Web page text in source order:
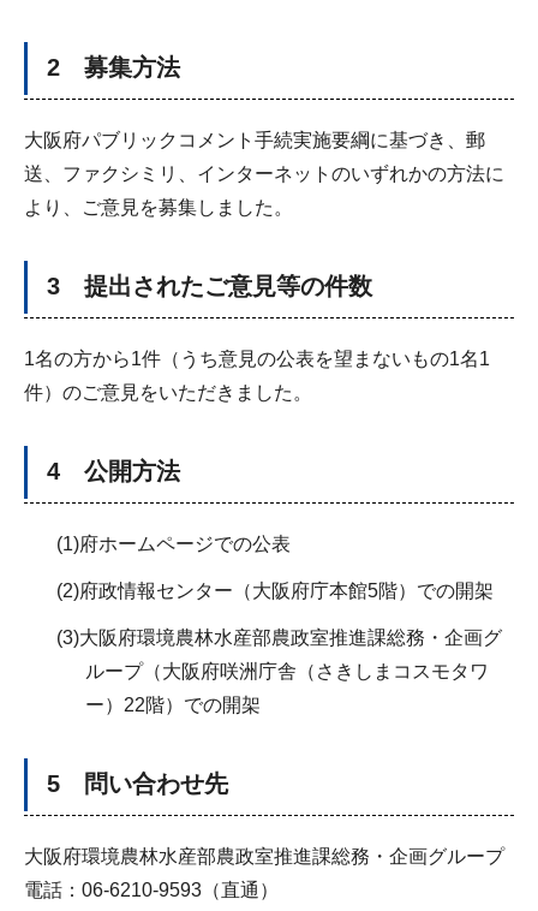
2 募集方法
大阪府パブリックコメント手続実施要綱に基づき、郵
送、ファクシミリ、インターネットのいずれかの方法に
より、ご意見を募集しました。
3 提出されたご意見等の件数
1名の方から1件（うち意見の公表を望まないもの1名1
件）のご意見をいただきました。
4 公開方法
(1)府ホームページでの公表
(2)府政情報センター（大阪府庁本館5階）での開架
(3)大阪府環境農林水産部農政室推進課総務・企画グ
ループ（大阪府咲洲庁舎（さきしまコスモタワ
ー）22階）での開架
5 問い合わせ先
大阪府環境農林水産部農政室推進課総務・企画グループ
電話：06-6210-9593（直通）